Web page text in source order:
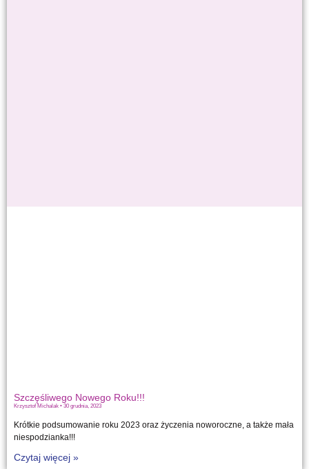
Szczęśliwego Nowego Roku!!!
Krzysztof Michalak 30 grudnia, 2023
Krótkie podsumowanie roku 2023 oraz życzenia noworoczne, a także mała
niespodzianka!!!
Czytaj więcej »